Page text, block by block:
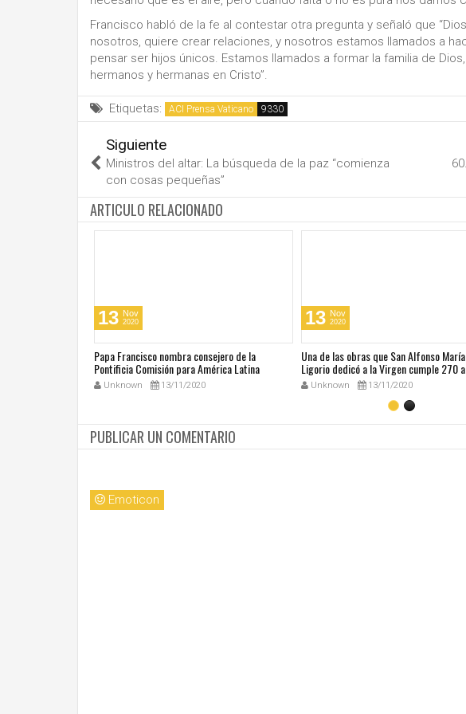
Francisco habló de la fe al contestar otra pregunta y señaló que
nosotros, quiere crear relaciones, y nosotros estamos llamados a
pensar ser hijos únicos. Estamos llamados a formar la familia de
hermanos y hermanas en Cristo”.
Etiquetas: ACI Prensa Vaticano
Siguiente
Ministros del altar: La búsqueda de la paz “comienza
con cosas pequeñas”
ARTICULO RELACIONADO
13 Nov
2020
Papa Francisco nombra consejero de la
Pontificia Comisión para América Latina
Unknown 13/11/2020
13 Nov
2020
Una de las obras que San Alfonso
Ligorio dedicó a la Virgen cumple 270
Unknown 13/11/2020
PUBLICAR UN COMENTARIO
Emoticon